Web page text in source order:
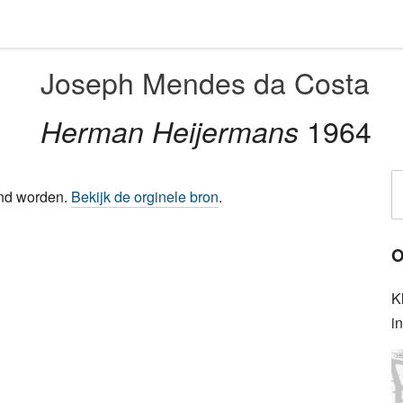
Joseph Mendes da Costa
Herman Heijermans 1964
worden. Bekijk de orginele bron.